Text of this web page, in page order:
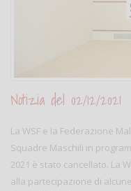
Notizia del 02/12/2021
La WSF e la Federazione
Squadre Maschili in
2021 è stato cancellato. La
alla partecipazione di